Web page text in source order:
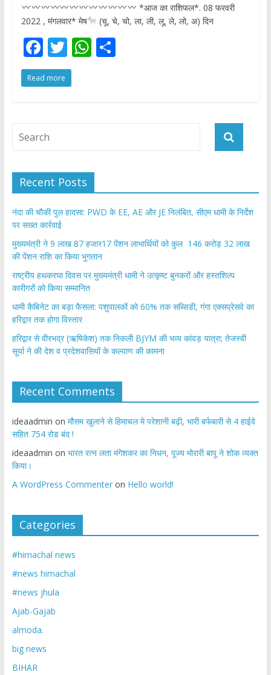
*आज का राशिफल*. 08 फरवरी
2022 , मंगलवार* मेष
(चू, चे, चो, ला, ली, लू, ले, लो, अ) दिन
F
ac
e
o
T
w
itt
W
h
S
Read more
Recent Posts
नंदा की चौकी पुल हादसा: PWD के EE, AE और JE निलंबित, सीएम धामी के निर्देश
पर सख्त कार्रवाई
मुख्यमंत्री ने 9 लाख 87 हजार17 पेंशन लाभार्थियों को कुल 146 करोड़ 32 लाख
की पेंशन राशि का किया भुगतान
राष्ट्रीय हथकरघा दिवस पर मुख्यमंत्री धामी ने उत्कृष्ट बुनकरों और हस्तशिल्प
कारीगरों को किया सम्मानित
​धामी कैबिनेट का बड़ा फैसला: पशुपालकों को 60% तक सब्सिडी, गंगा एक्सप्रेसवे का
हरिद्वार तक होगा विस्तार
​हरिद्वार से वीरभद्र (ऋषिकेश) तक निकली BJYM की भव्य कांवड़ यात्रा; तेजस्वी
सूर्या ने की देश व प्रदेशवासियों के कल्याण की कामना
Recent Comments
ideaadmin on मौसम खुलाने से हिमाचल मे परेशानी बढ़ी, भारी बर्फबारी से 4 हाईवे
सहित 754 रोड बंद !
ideaadmin on भारत रत्न लता मंगेशकर का निधन, पूज्य मोरारी बापू ने शोक व्यक्त
किया।
A WordPress Commenteron Hello world!
Categories
#himachal news
#news himachal
#news jhula
Ajab-Gajab
almoda.
big news
BIHAR